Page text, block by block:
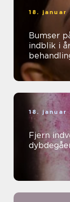
18. januar
Bumser
indblik i
18. januar
Fjern